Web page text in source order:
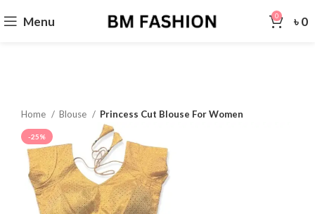
Menu 0 ৳0
Home Blouse Princess Cut Blouse For Women
-25%